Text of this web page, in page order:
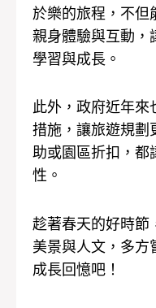
於樂的旅程，不但
親身體驗與互動，
學習與成長。
此外，政府近年來
措施，讓旅遊規劃
助或園區折扣，都
性。
趁著春天的好時節
美景與人文，多方
成長回憶吧！